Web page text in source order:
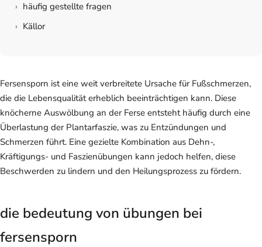
› häufig gestellte fragen
› Källor
Fersensporn ist eine weit verbreitete Ursache für Fußschmerzen,
die die Lebensqualität erheblich beeinträchtigen kann. Diese
knöcherne Auswölbung an der Ferse entsteht häufig durch eine
Überlastung der Plantarfaszie, was zu Entzündungen und
Schmerzen führt. Eine gezielte Kombination aus Dehn-,
Kräftigungs- und Faszienübungen kann jedoch helfen, diese
Beschwerden zu lindern und den Heilungsprozess zu fördern.
die bedeutung von übungen bei
fersensporn